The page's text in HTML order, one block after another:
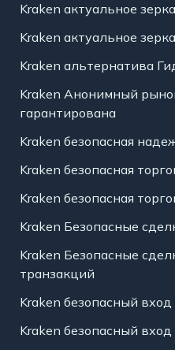
Kraken актуальное
Kraken актуальное
Kraken альтернатива
Kraken Анонимный
гарантирована
Kraken безопасная
Kraken безопасная
Kraken безопасная
Kraken Безопасные
Kraken Безопасные
транзакций
Kraken безопасный
Kraken безопасный вход